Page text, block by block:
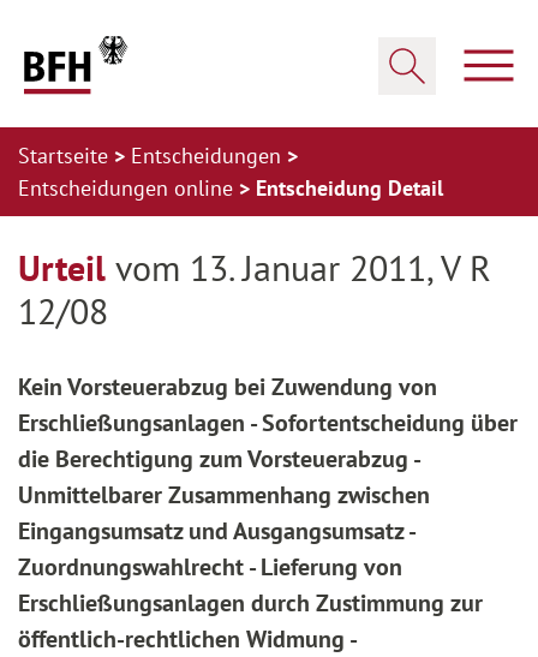
Startseite
Entscheidungen
Entscheidungen online
Entscheidung Detail
Urteil vom 13. Januar 2011, V R
12/08
Kein Vorsteuerabzug bei Zuwendung von
Erschließungsanlagen - Sofortentscheidung über
die Berechtigung zum Vorsteuerabzug -
Unmittelbarer Zusammenhang zwischen
Eingangsumsatz und Ausgangsumsatz -
Zuordnungswahlrecht - Lieferung von
Erschließungsanlagen durch Zustimmung zur
öffentlich-rechtlichen Widmung -